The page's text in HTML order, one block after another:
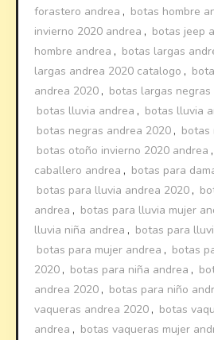
forastero andrea , botas hombre
invierno 2020 andrea , botas jeep
hombre andrea , botas largas
largas andrea 2020 catalogo ,
andrea 2020 , botas largas
botas lluvia andrea , botas lluvia
botas negras andrea 2020 , botas
botas otoño invierno 2020 andrea ,
caballero andrea , botas para
botas para lluvia andrea 2020 ,
andrea , botas para lluvia mujer
lluvia niña andrea , botas para
botas para mujer andrea , botas
2020 , botas para niña andrea ,
andrea 2020 , botas para niño
vaqueras andrea 2020 , botas
andrea , botas vaqueras mujer